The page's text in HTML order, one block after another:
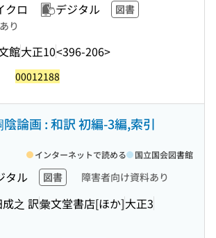
クロ デジタル
図書
り
館大正10<396-206>
00012188
陰論画 : 和訳 初編-3編,索引
タル 図書 障害者向け資料あり
之 訳彙文堂書店[ほか]大正3
インターネットで読める 国立国会図書館